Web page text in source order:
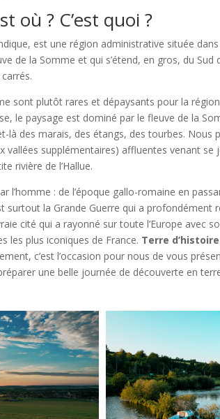
où ? C’est quoi ?
est une région administrative située dans
de la Somme et qui s’étend, en gros, du Sud
sont plutôt rares et dépaysants pour la
le paysage est dominé par le fleuve de la
là des marais, des étangs, des tourbes. Nous
vallées supplémentaires) affluentes venant se
rivière de l’Hallue.
: de l’époque gallo-romaine en
surtout la Grande Guerre qui a profondément
cité qui a rayonné sur toute l’Europe avec
les plus iconiques de France. Terre
c’est l’occasion pour nous de vous
une belle journée de découverte en